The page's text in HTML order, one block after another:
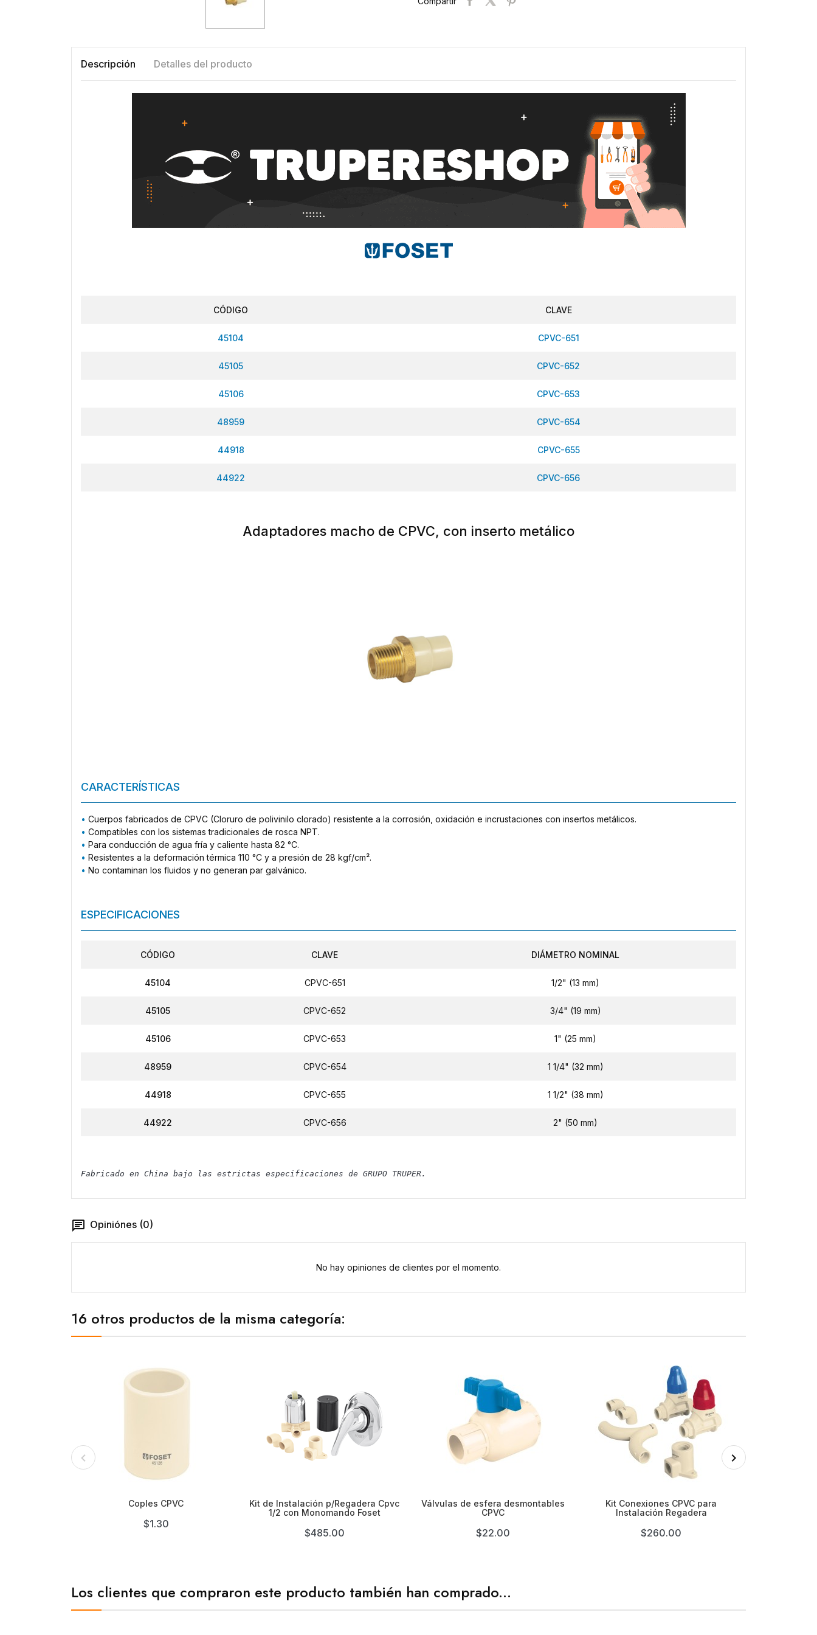
Descripción Detalles del producto
CÓDIGO CLAVE
45104 CPVC-651
45105 CPVC-652
45106 CPVC-653
48959 CPVC-654
44918 CPVC-655
44922 CPVC-656
Adaptadores macho de CPVC, con inserto metálico
CARACTERÍSTICAS
• Cuerpos fabricados de CPVC (Cloruro de polivinilo clorado) resistente a la corrosión, oxidación e incrustaciones con insertos metálicos.
• Compatibles con los sistemas tradicionales de rosca NPT.
• Para conducción de agua fría y caliente hasta 82 °C.
• Resistentes a la deformación térmica 110 °C y a presión de 28 kgf/cm².
• No contaminan los fluidos y no generan par galvánico.
ESPECIFICACIONES
CÓDIGO CLAVE DIÁMETRO NOMINAL
45104 CPVC-651 1/2" (13 mm)
45105 CPVC-652 3/4" (19 mm)
45106 CPVC-653 1" (25 mm)
48959 CPVC-654 1 1/4" (32 mm)
44918 CPVC-655 1 1/2" (38 mm)
44922 CPVC-656 2" (50 mm)
Fabricado en China bajo las estrictas especificaciones de GRUPO TRUPER.
Opiniónes (0)
No hay opiniones de clientes por el momento.
16 otros productos de la misma categoría:

Coples CPVC
$1.30

Kit de Instalación p/Regadera Cpvc
1/2 con Monomando Foset
$485.00

Válvulas de esfera desmontables
CPVC
$22.00

Kit Conexiones CPVC para
Instalación Regadera
$260.00
Los clientes que compraron este producto también han comprado...